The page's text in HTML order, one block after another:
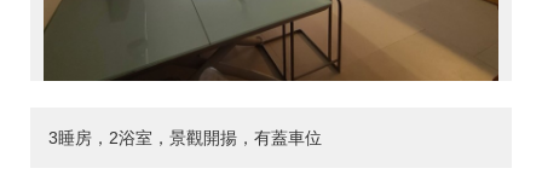
3睡房，2浴室，景觀開揚，有蓋車位